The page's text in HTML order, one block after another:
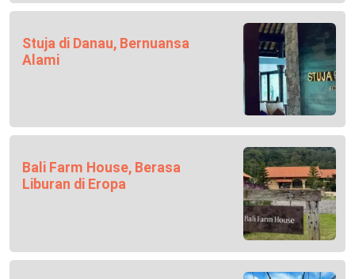
Stuja di Danau, Bernuansa
Alami
Bali Farm House, Berasa
Liburan di Eropa